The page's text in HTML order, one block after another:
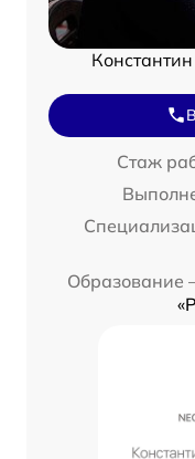
Стаж
Образование